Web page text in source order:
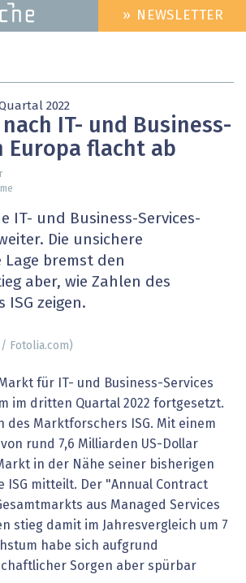
HEADER
MENU
» NEWSLETTER
2022
IT- und Business-
Europa flacht ab
IT- und Business-Services-
Die unsichere
bremst den
aber, wie Zahlen des
zeigen.
Fotolia.com)
für IT- und Business-Services
im dritten Quartal 2022 fortgesetzt.
des Marktforschers ISG. Mit einem
rund 7,6 Milliarden US-Dollar
in der Nähe seiner bisherigen
ISG mitteilt. Der "Annual Contract
aus Managed Services
stieg damit im Jahresvergleich um 7
habe sich aufgrund
Sorgen aber spürbar